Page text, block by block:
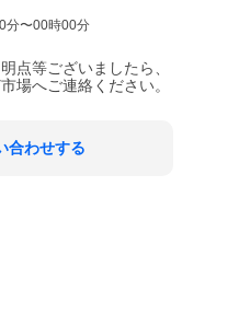
分〜00時00分
点等ございましたら、
場へご連絡ください。
合わせする